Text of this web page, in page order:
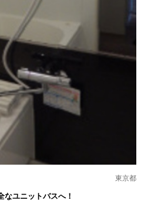
東京都
ユニットバスへ！